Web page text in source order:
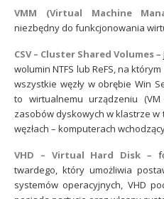
VMM (Virtual Machine
niezbędny do funkcjonowania
CSV – Cluster Shared Volumes–
wolumin NTFS lub ReFS, na
wszystkie węzły w obrębie Win
to wirtualnemu urządzeniu
zasobów dyskowych w klastrze w
węzłach – komputerach
VHD – Virtual Hard Disk –
twardego, który umożliwia
systemów operacyjnych, VHD